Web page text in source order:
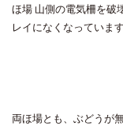
ほ場 山側の電気柵を破
レイになくなっていま
両ほ場とも、ぶどうが